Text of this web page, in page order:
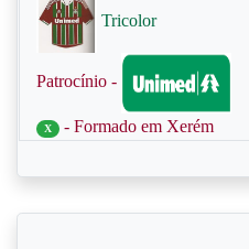
Tricolor
Patrocínio -
X - Formado em Xerém